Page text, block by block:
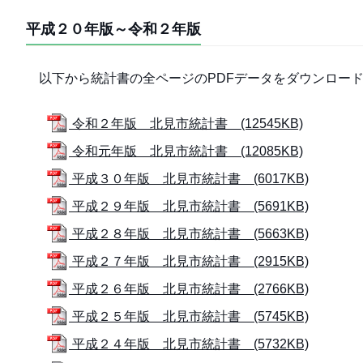
平成２０年版～令和２年版
以下から統計書の全ページのPDFデータをダウンロード
令和２年版 北見市統計書 (12545KB)
令和元年版 北見市統計書 (12085KB)
平成３０年版 北見市統計書 (6017KB)
平成２９年版 北見市統計書 (5691KB)
平成２８年版 北見市統計書 (5663KB)
平成２７年版 北見市統計書 (2915KB)
平成２６年版 北見市統計書 (2766KB)
平成２５年版 北見市統計書 (5745KB)
平成２４年版 北見市統計書 (5732KB)